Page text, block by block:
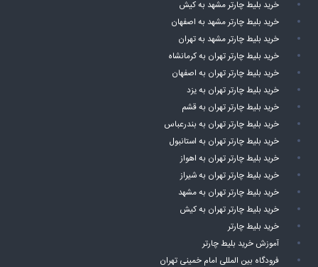
خرید بلیط چارتر مشهد به کیش
خرید بلیط چارتر مشهد به اصفهان
خرید بلیط چارتر مشهد به تهران
خرید بلیط چارتر تهران به کرمانشاه
خرید بلیط چارتر تهران به اصفهان
خرید بلیط چارتر تهران به یزد
خرید بلیط چارتر تهران به قشم
خرید بلیط چارتر تهران به بندرعباس
خرید بلیط چارتر تهران به استانبول
خرید بلیط چارتر تهران به اهواز
خرید بلیط چارتر تهران به شیراز
خرید بلیط چارتر تهران به مشهد
خرید بلیط چارتر تهران به کیش
خرید بلیط چارتر
آموزش خرید بلیط چارتر
فرودگاه بین المللی امام خمینی تهران